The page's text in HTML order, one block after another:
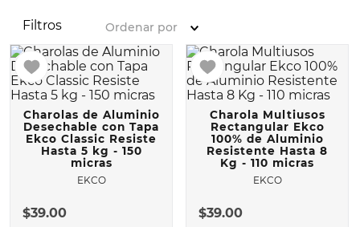
Filtros Ordenar por
Charolas de Aluminio
Desechable con Tapa
Ekco Classic Resiste
Hasta 5 kg - 150
micras
EKCO
$39.00
Charola Multiusos
Rectangular Ekco
100% de Aluminio
Resistente Hasta 8
Kg - 110 micras
EKCO
$39.00
. ARROCERA
5. INDUCCIÓN
. SARTEN
VAPORERAS
BATERÍA
. ACERO INOXIDABLE